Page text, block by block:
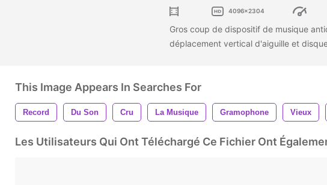
4096x2304
Gros coup de dispositif de musique
déplacement vertical d'aiguille et
This Image Appears In Searches For
Record Du Son Cru La Musique Gramophone Vieux
Les Utilisateurs Qui Ont Téléchargé Ce Fichier Ont